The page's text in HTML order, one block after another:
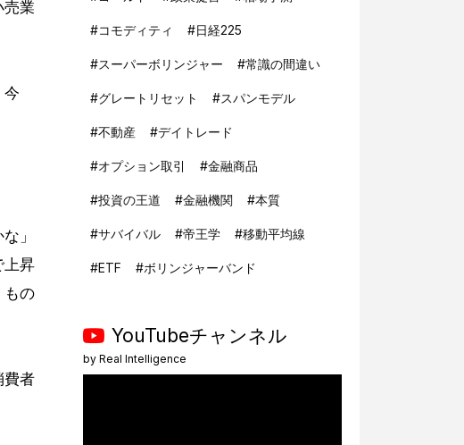
売業
今
」
上昇
もの
費者
#コモディティ #日経225
#スーパーボリンジャー #常識の間違い
#グレートリセット #スパンモデル
#不動産 #デイトレード
#オプション取引 #金融商品
#投資の王道 #金融機関 #本質
#サバイバル #帝王学 #移動平均線
#ETF #ボリンジャーバンド
YouTubeチャンネル
by Real Intelligence